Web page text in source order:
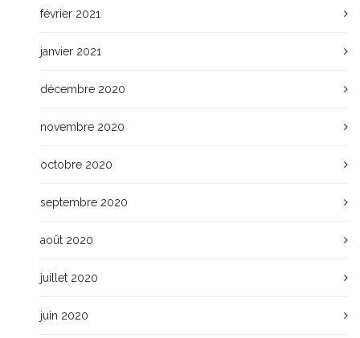
février 2021
janvier 2021
décembre 2020
novembre 2020
octobre 2020
septembre 2020
août 2020
juillet 2020
juin 2020